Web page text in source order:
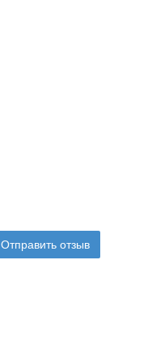
Отправить отзыв